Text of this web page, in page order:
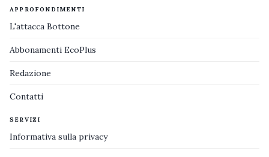
APPROFONDIMENTI
L'attacca Bottone
Abbonamenti EcoPlus
Redazione
Contatti
SERVIZI
Informativa sulla privacy